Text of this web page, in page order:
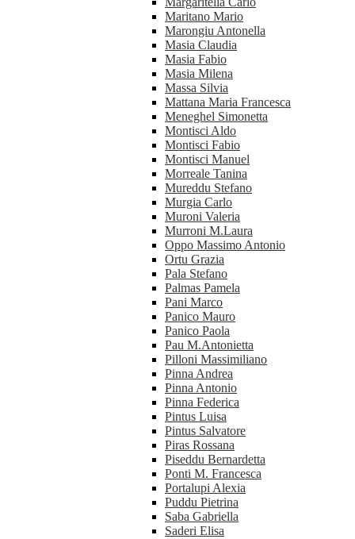
Maritano Mario
Marongiu Antonella
Masia Claudia
Masia Fabio
Masia Milena
Massa Silvia
Mattana Maria Francesca
Meneghel Simonetta
Montisci Aldo
Montisci Fabio
Montisci Manuel
Morreale Tanina
Mureddu Stefano
Murgia Carlo
Muroni Valeria
Murroni M.Laura
Oppo Massimo Antonio
Ortu Grazia
Pala Stefano
Palmas Pamela
Pani Marco
Panico Mauro
Panico Paola
Pau M.Antonietta
Pilloni Massimiliano
Pinna Andrea
Pinna Antonio
Pinna Federica
Pintus Luisa
Pintus Salvatore
Piras Rossana
Piseddu Bernardetta
Ponti M. Francesca
Portalupi Alexia
Puddu Pietrina
Saba Gabriella
Saderi Elisa